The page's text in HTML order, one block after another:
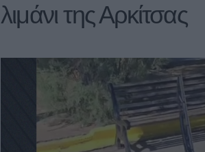
λιμάνι της Αρκίτσας